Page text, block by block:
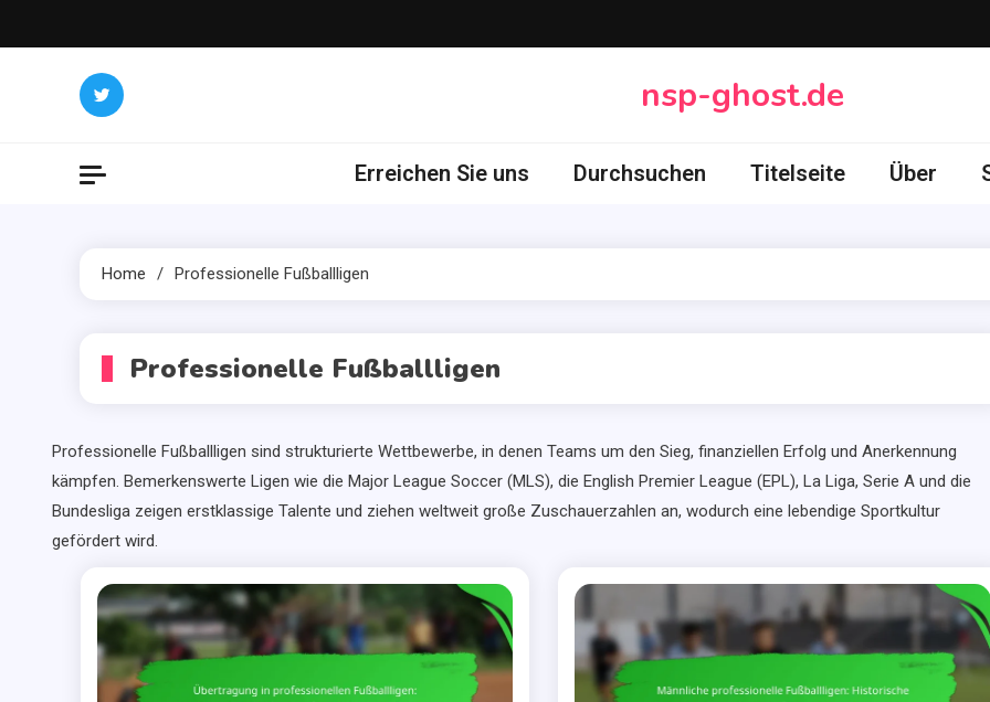
to
nsp-ghost.de
Erreichen Sie uns Durchsuchen Titelseite Über
Home Professionelle Fußballligen
Professionelle Fußballligen
Professionelle Fußballligen sind strukturierte Wettbewerbe, in denen Teams um den Sieg, finanziellen Erfolg und Anerkennung
kämpfen. Bemerkenswerte Ligen wie die Major League Soccer (MLS), die English Premier League (EPL), La Liga, Serie A und die
Bundesliga zeigen erstklassige Talente und ziehen weltweit große Zuschauerzahlen an, wodurch eine lebendige Sportkultur
gefördert wird.